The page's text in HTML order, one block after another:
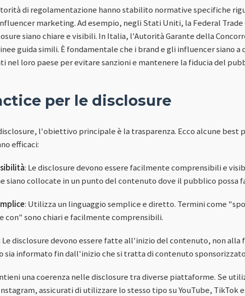
di regolamentazione hanno stabilito normative specifiche
marketing. Ad esempio, negli Stati Uniti, la Federal Trade
siano chiare e visibili. In Italia, l'Autorità Garante della
guida simili. È fondamentale che i brand e gli influencer siano a
nel loro paese per evitare sanzioni e mantenere la fiducia del
per le disclosure
l'obiettivo principale è la trasparenza. Ecco alcune best
efficaci:
: Le disclosure devono essere facilmente comprensibili e
siano collocate in un punto del contenuto dove il pubblico possa
: Utilizza un linguaggio semplice e diretto. Termini come
con" sono chiari e facilmente comprensibili.
Le disclosure devono essere fatte all'inizio del contenuto, non alla
sia informato fin dall'inizio che si tratta di contenuto
una coerenza nelle disclosure tra diverse piattaforme. Se
assicurati di utilizzare lo stesso tipo su YouTube, TikTok